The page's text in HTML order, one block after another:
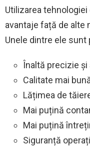
Utilizarea
avantaje față de alte
Unele dintre ele
Înaltă precizie
Calitate mai
Lățimea de
Mai puțină
Mai puțină
Siguranță